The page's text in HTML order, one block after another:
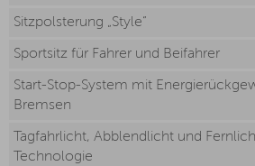
Sitzpolsterung „Style“
Sportsitz für Fahrer und Beifahrer
Start-Stop-System mit
Bremsen
Tagfahrlicht, Abblendlicht und
Technologie